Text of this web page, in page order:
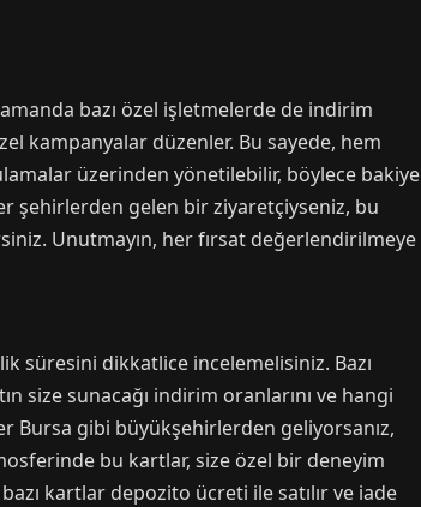
bazı özel işletmelerde de indirim
kampanyalar düzenler. Bu sayede, hem
üzerinden yönetilebilir, böylece bakiye
şehirlerden gelen bir ziyaretçiyseniz, bu
Unutmayın, her fırsat değerlendirilmeye
süresini dikkatlice incelemelisiniz. Bazı
size sunacağı indirim oranlarını ve hangi
Bursa gibi büyükşehirlerden geliyorsanız,
bu kartlar, size özel bir deneyim
kartlar depozito ücreti ile satılır ve iade